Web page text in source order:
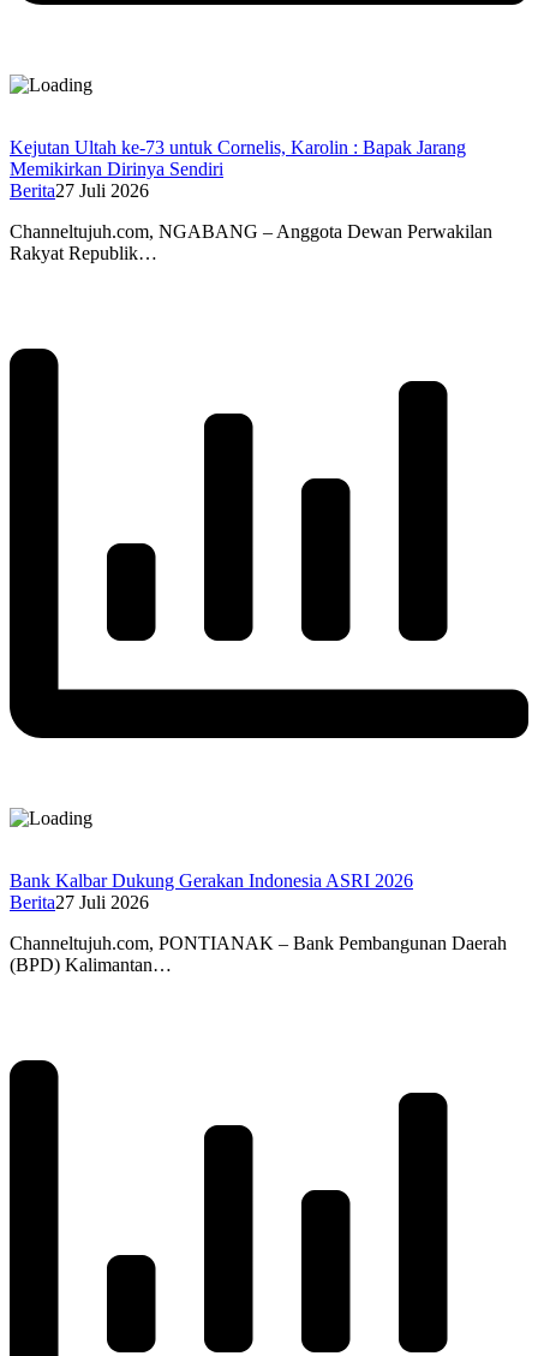
Kejutan Ultah ke-73 untuk Cornelis, Karolin : Bapak Jarang
Memikirkan Dirinya Sendiri
Berita27 Juli 2026
Channeltujuh.com, NGABANG – Anggota Dewan Perwakilan
Rakyat Republik…
Bank Kalbar Dukung Gerakan Indonesia ASRI 2026
Berita27 Juli 2026
Channeltujuh.com, PONTIANAK – Bank Pembangunan Daerah
(BPD) Kalimantan…